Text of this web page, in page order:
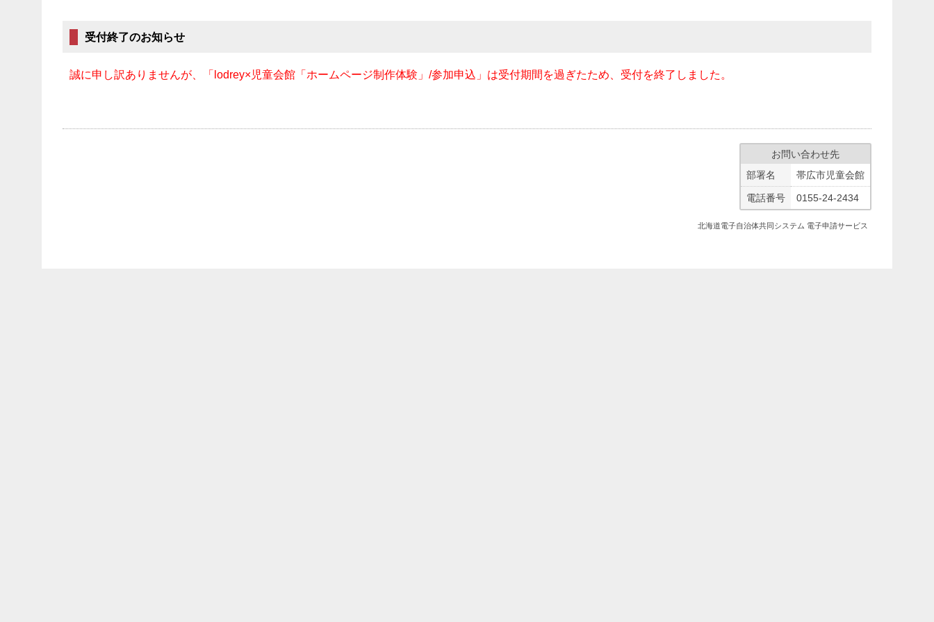
受付終了のお知らせ
誠に申し訳ありませんが、「lodrey×児童会館「ホームページ制作体験」/参加申込」は受付期間を過ぎたため、受付を終了しました。
お問い合わせ先
部署名
帯広市児童会館
電話番号 0155-24-2434
北海道電子自治体共同システム 電子申請サービス